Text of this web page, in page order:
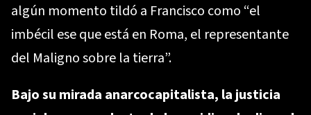
algún momento tildó a Francisco como “el
imbécil ese que está en Roma, el representante
del Maligno sobre la tierra”.
Bajo su mirada anarcocapitalista, la justicia